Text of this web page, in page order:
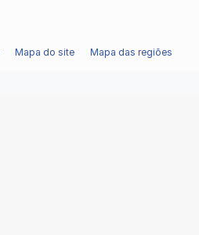
Mapa do site Mapa das regiões